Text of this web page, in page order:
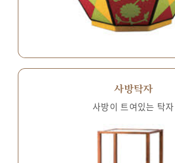
사방탁자
사방이 트여있는 탁자